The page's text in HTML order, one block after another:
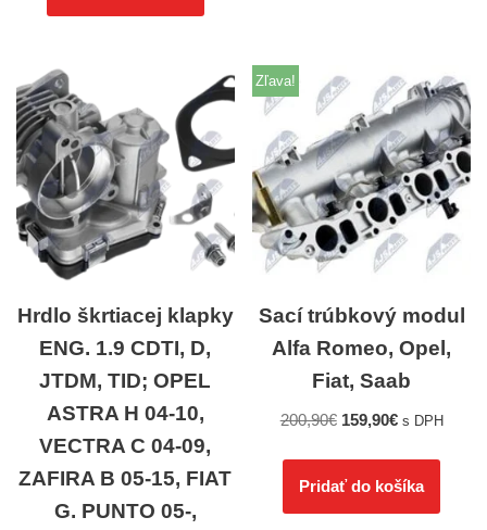
Hrdlo škrtiacej klapky
ENG. 1.9 CDTI, D,
JTDM, TID; OPEL
ASTRA H 04-10,
VECTRA C 04-09,
ZAFIRA B 05-15, FIAT
G. PUNTO 05-,
Zľava!
Sací trúbkový modul
Alfa Romeo, Opel,
Fiat, Saab
200,90€ 159,90€ s DPH
Pridať do košíka